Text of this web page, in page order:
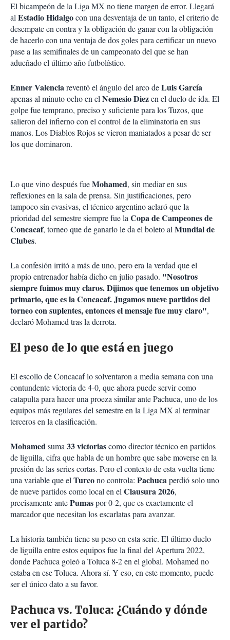
El bicampeón de la Liga MX no tiene margen de error. Llegará
alEstadio Hidalgocon una desventaja de un tanto, el criterio de
desempate en contra y la obligación de ganar con la obligación
de hacerlo con una ventaja de dos goles para certificar un nuevo
pase a las semifinales de un campeonato del que se han
adueñado el último año futbolístico.
Enner Valenciareventó el ángulo del arco deLuis García
apenas al minuto ocho en elNemesio Diezen el duelo de ida. El
golpe fue temprano, preciso y suficiente para los Tuzos, que
salieron del infierno con el control de la eliminatoria en sus
manos. Los Diablos Rojos se vieron maniatados a pesar de ser
los que dominaron.
Lo que vino después fueMohamed, sin mediar en sus
reflexiones en la sala de prensa. Sin justificaciones, pero
tampoco sin evasivas, el técnico argentino aclaró que la
prioridad del semestre siempre fue laCopa de Campeones de
Concacaf, torneo que de ganarlo le da el boleto alMundial de
Clubes.
La confesión irritó a más de uno, pero era la verdad que el
propio entrenador había dicho en julio pasado. "Nosotros
siempre fuimos muy claros. Dijimos que tenemos un objetivo
primario, que es la Concacaf. Jugamos nueve partidos del
torneo con suplentes, entonces el mensaje fue muy claro",
declaró Mohamed tras la derrota.
El peso de lo que está en juego
El escollo de Concacaf lo solventaron a media semana con una
contundente victoria de 4-0, que ahora puede servir como
catapulta para hacer una proeza similar ante Pachuca, uno de los
equipos más regulares del semestre en la Liga MX al terminar
terceros en la clasificación.
Mohamedsuma33 victoriascomo director técnico en partidos
de liguilla, cifra que habla de un hombre que sabe moverse en la
presión de las series cortas. Pero el contexto de esta vuelta tiene
una variable que elTurcono controla: Pachucaperdió solo uno
de nueve partidos como local en elClausura 2026,
precisamente antePumaspor 0-2, que es exactamente el
marcador que necesitan los escarlatas para avanzar.
La historia también tiene su peso en esta serie. El último duelo
de liguilla entre estos equipos fue la final del Apertura 2022,
donde Pachuca goleó a Toluca 8-2 en el global. Mohamed no
estaba en ese Toluca. Ahora sí. Y eso, en este momento, puede
ser el único dato a su favor.
Pachuca vs. Toluca: ¿Cuándo y dónde
ver el partido?